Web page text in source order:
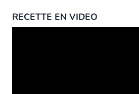
RECETTE EN VIDEO